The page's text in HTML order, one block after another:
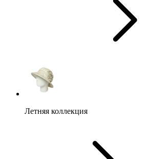
Летняя коллекция